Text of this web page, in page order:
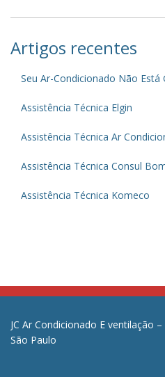
Artigos recentes
Seu Ar-Condicionado Não Está
Assistência Técnica Elgin
Assistência Técnica Ar
Assistência Técnica Consul
Assistência Técnica Komeco
JC Ar Condicionado E ventilação
São Paulo